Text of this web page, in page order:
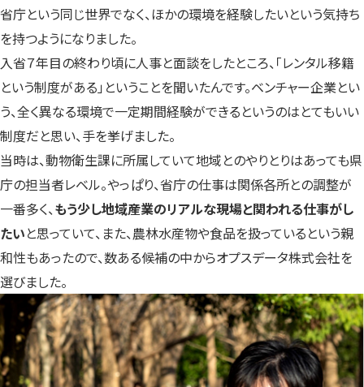
省庁という同じ世界でなく、ほかの環境を経験したいという気持ち
を持つようになりました。
入省７年目の終わり頃に人事と面談をしたところ、「レンタル移籍
という制度がある」ということを聞いたんです。ベンチャー企業とい
う、全く異なる環境で一定期間経験ができるというのはとてもいい
制度だと思い、手を挙げました。
当時は、動物衛生課に所属していて地域とのやりとりはあっても県
庁の担当者レベル。やっぱり、省庁の仕事は関係各所との調整が
一番多く、もう少し地域産業のリアルな現場と関われる仕事がし
たいと思っていて、また、農林水産物や食品を扱っているという親
和性もあったので、数ある候補の中からオプスデータ株式会社を
選びました。